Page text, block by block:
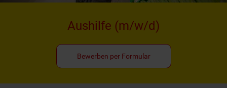
Aushilfe (m/w/d)
Bewerben per Formular